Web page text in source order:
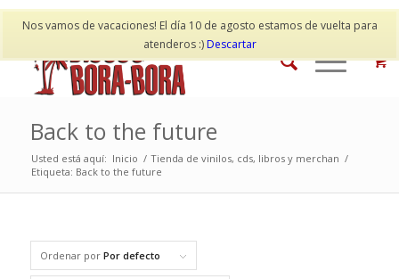
Nos vamos de vacaciones! El día 10 de agosto estamos de vuelta para
atenderos :)Descartar
Mi cuenta Contacto
Back to the future
Usted está aquí: Inicio / Tienda de vinilos, cds, libros y merchan /
Etiqueta: Back to the future
Ordenar por Por defecto